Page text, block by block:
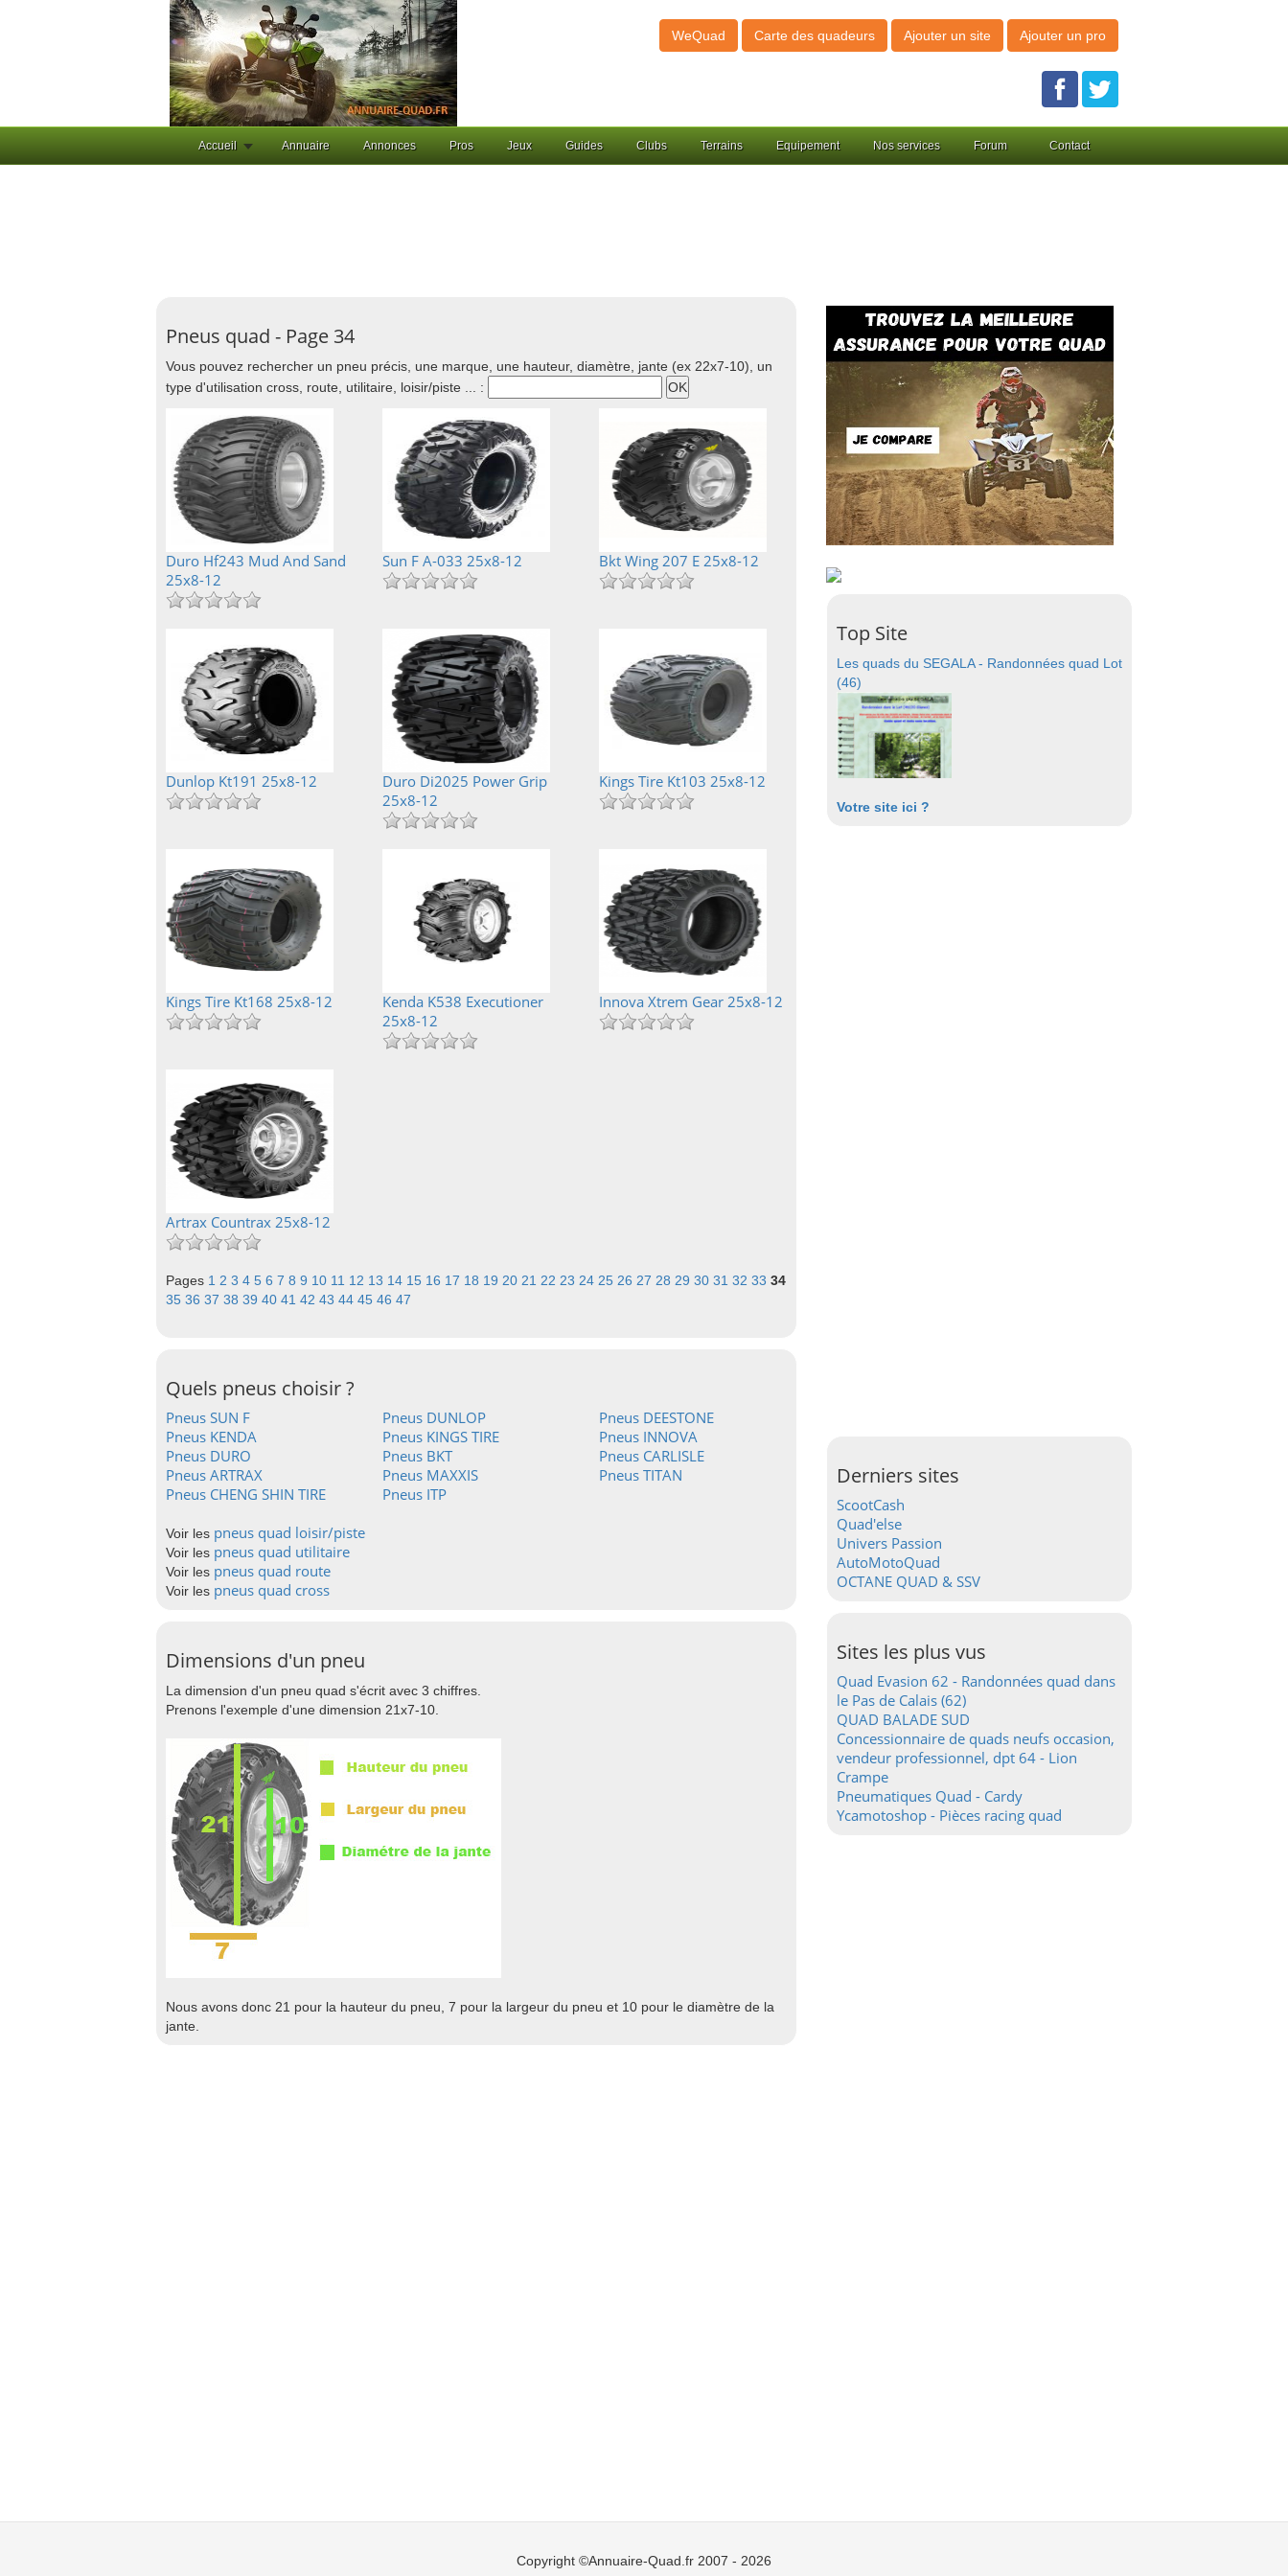
WeQuad Carte des quadeurs Ajouter un site Ajouter un pro
Accueil Annuaire Annonces Pros Jeux Guides Clubs Terrains Equipement Nos services Forum Contact
Pneus quad - Page 34
Vous pouvez rechercher un pneu précis, une marque, une hauteur, diamètre, jante (ex 22x7-10), un
type d'utilisation cross, route, utilitaire, loisir/piste ... :
Duro Hf243 Mud And Sand
25x8-12
Sun F A-033 25x8-12 Bkt Wing 207 E 25x8-12
Dunlop Kt191 25x8-12
Duro Di2025 Power Grip
25x8-12
Kings Tire Kt103 25x8-12
Kings Tire Kt168 25x8-12
Kenda K538 Executioner
25x8-12
Innova Xtrem Gear 25x8-12
Artrax Countrax 25x8-12
Pages 1 2 3 4 5 6 7 8 9 10 11 12 13 14 15 16 17 18 19 20 21 22 23 24 25 26 27 28 29 30 31 32 33 34
35 36 37 38 39 40 41 42 43 44 45 46 47
Quels pneus choisir ?
Pneus SUN F Pneus DUNLOP
Pneus DEESTONE
Pneus KENDA
Pneus KINGS TIRE
Pneus INNOVA
Pneus DURO
Pneus BKT
Pneus CARLISLE
Pneus ARTRAX
Pneus MAXXIS
Pneus TITAN
Pneus CHENG SHIN TIRE
Pneus ITP
Voir les pneus quad loisir/piste
Voir les pneus quad utilitaire
Voir les pneus quad route
Voir les pneus quad cross
Dimensions d'un pneu
La dimension d'un pneu quad s'écrit avec 3 chiffres.
Prenons l'exemple d'une dimension 21x7-10.
Nous avons donc 21 pour la hauteur du pneu, 7 pour la largeur du pneu et 10 pour le diamètre de la
jante.
Top Site
Les quads du SEGALA - Randonnées quad Lot
(46)
Votre site ici ?
Derniers sites
ScootCash
Quad'else
Univers Passion
AutoMotoQuad
OCTANE QUAD & SSV
Sites les plus vus
Quad Evasion 62 - Randonnées quad dans
le Pas de Calais (62)
QUAD BALADE SUD
Concessionnaire de quads neufs occasion,
vendeur professionnel, dpt 64 - Lion
Crampe
Pneumatiques Quad - Cardy
Ycamotoshop - Pièces racing quad
Copyright ©Annuaire-Quad.fr 2007 - 2026